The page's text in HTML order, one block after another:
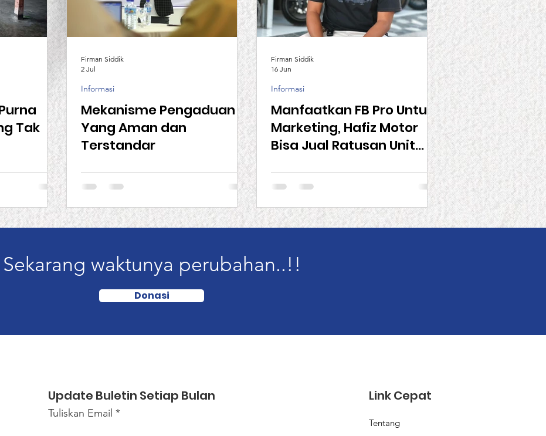
Tak
Mekanisme Pengaduan
Yang Aman dan
Terstandar
Informasi
Firman Siddik
2 Jul
Manfaatkan FB Pro Untuk
Marketing, Hafiz Motor
Bisa Jual Ratusan Unit
Informasi
Firman Siddik
16 Jun
Sekarang waktunya perubahan..!!
Donasi
Update Buletin Setiap Bulan
Tuliskan Email
Link Cepat
Tentang